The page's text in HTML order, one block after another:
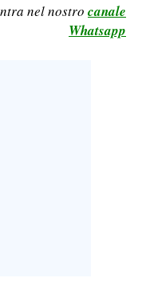
nel nostro canale
Whatsapp